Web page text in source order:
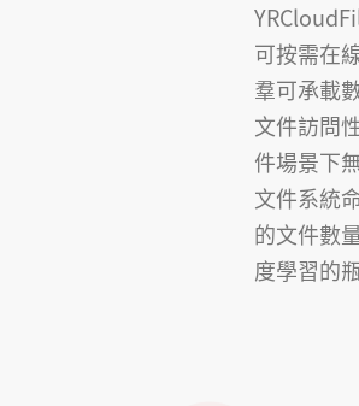
可按需在
羣可承載
文件訪問
件場景下
文件系統
的文件數
度學習的